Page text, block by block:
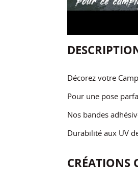
Décorez votre
Pour une pose
Nos bandes
Durabilité aux UV
CRÉATIONS